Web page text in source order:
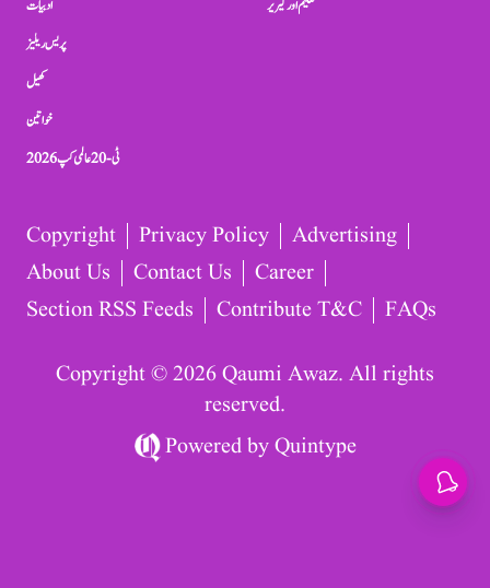
ادبیات
پریس ریلیز
کھیل
خواتین
ٹی-20 عالمی کپ 2026
تعلیم اور کیریر
Copyright Privacy Policy
Advertising
About Us
Contact Us
Career
Section RSS Feeds
Contribute T&C FAQs
Copyright © 2026 Qaumi Awaz. All rights
reserved.
Powered byQuintype